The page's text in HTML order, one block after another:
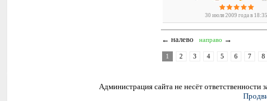
30 июля 2009 года в 18:35
← налево направо →
1 2 3 4 5 6 7 8
Администрация сайта не несёт ответственности